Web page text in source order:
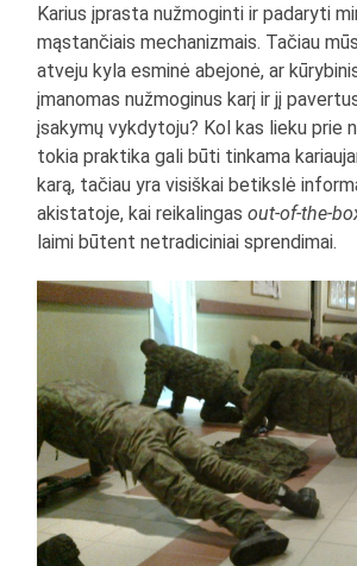
Karius įprasta nužmoginti ir padaryti
mąstančiais mechanizmais. Tačiau
atveju kyla esminė abejonė, ar
įmanomas nužmoginus karį ir jį
įsakymų vykdytoju? Kol kas lieku prie
tokia praktika gali būti tinkama
karą, tačiau yra visiškai betikslė
akistatoje, kai reikalingasout-of-the-
laimi būtent netradiciniai sprendimai.